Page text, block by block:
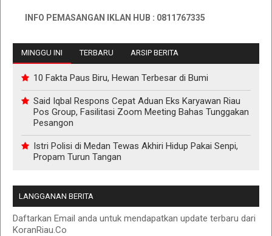
INFO PEMASANGAN IKLAN HUB : 0811767335
MINGGU INI TERBARU ARSIP BERITA
10 Fakta Paus Biru, Hewan Terbesar di Bumi
Said Iqbal Respons Cepat Aduan Eks Karyawan Riau
Pos Group, Fasilitasi Zoom Meeting Bahas Tunggakan
Pesangon
Istri Polisi di Medan Tewas Akhiri Hidup Pakai Senpi,
Propam Turun Tangan
LANGGANAN BERITA
Daftarkan Email anda untuk mendapatkan update terbaru dari
KoranRiau.Co